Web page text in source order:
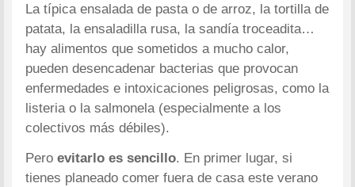
La típica ensalada de pasta o de arroz, la tortilla de
patata, la ensaladilla rusa, la sandía troceadita…
hay alimentos que sometidos a mucho calor,
pueden desencadenar bacterias que provocan
enfermedades e intoxicaciones peligrosas, como la
listeria o la salmonela (especialmente a los
colectivos más débiles).
Peroevitarlo es sencillo. En primer lugar, si
tienes planeado comer fuera de casa este verano